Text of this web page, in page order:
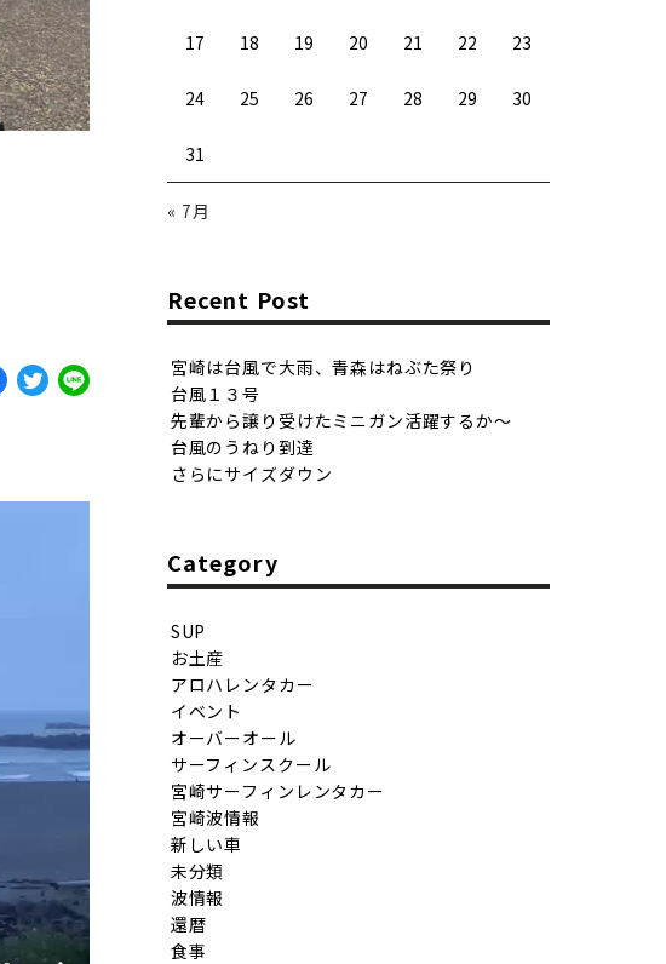
17 18 19 20 21 22 23
24 25 26 27 28 29 30
31
« 7月
Recent Post
宮崎は台風で大雨、青森はねぶた祭り
台風１３号
先輩から譲り受けたミニガン活躍するか〜
台風のうねり到達
さらにサイズダウン
Category
SUP
お土産
アロハレンタカー
イベント
オーバーオール
サーフィンスクール
宮崎サーフィンレンタカー
宮崎波情報
新しい車
未分類
波情報
還暦
食事